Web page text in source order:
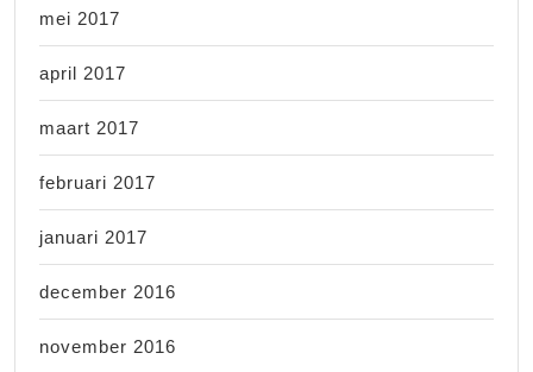
mei 2017
april 2017
maart 2017
februari 2017
januari 2017
december 2016
november 2016